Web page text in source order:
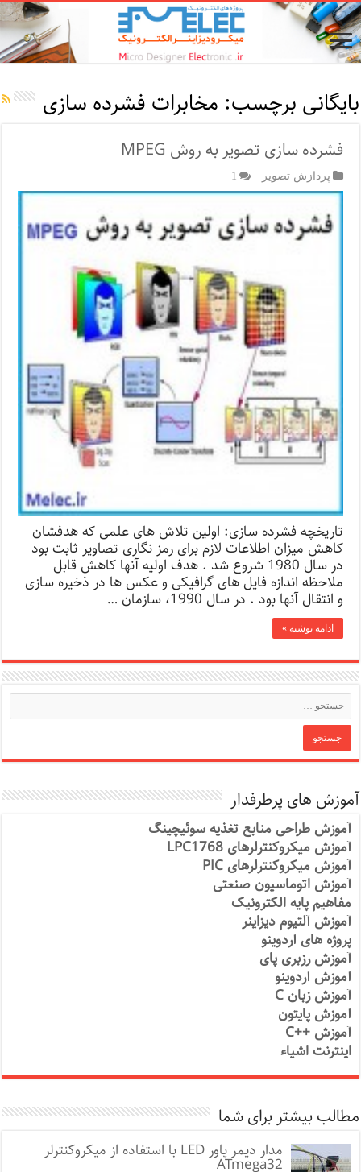
بایگانی برچسب: مخابرات فشرده سازی
فشرده سازی تصوير به روش MPEG
پردازش تصویر 1
تاریخچه فشرده سازی: اولین تلاش های علمی که هدفشان
کاهش میزان اطلاعات لازم برای رمز نگاری تصاویر ثابت بود
در سال 1980 شروع شد . هدف اولیه آنها کاهش قابل
ملاحظه اندازه فایل های گرافیکی و عکس ها در ذخیره سازی
و انتقال آنها بود . در سال 1990، سازمان …
ادامه نوشته »
آموزش های پرطرفدار
آموزش طراحی منابع تغذیه سوئیچینگ
آموزش میکروکنترلرهای LPC1768
آموزش میکروکنترلرهای PIC
آموزش اتوماسیون صنعتی
مفاهیم پایه الکترونیک
آموزش آلتیوم دیزاینر
پروژه های آردوینو
آموزش رزبری پای
آموزش آردوینو
آموزش زبان C
آموزش پایتون
آموزش ++C
اینترنت اشیاء
مطالب بیشتر برای شما
مدار دیمر پاور LED با استفاده از میکروکنترلر
ATmega32